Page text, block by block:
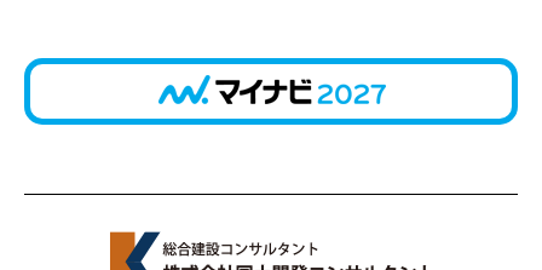
2025年7月
2025年6月
2025年4月